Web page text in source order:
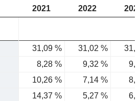
2021 2022
31,09 % 31,02 %
8,28 % 9,32 %
10,26 % 7,14 %
14,37 % 5,27 %